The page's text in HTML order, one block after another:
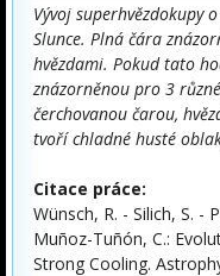
Vývoj
Slunce. Plná čára
hvězdami. Pokud tato
znázorněnou pro 3
čerchovanou čarou,
tvoří chladné husté
Citace práce:
Wünsch, R. - Silich, S. -
Muñoz-Tuñón, C.:
Strong Cooling.